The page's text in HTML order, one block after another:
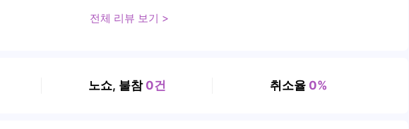
전체 리뷰 보기 >
노쇼, 불참 0건 취소율 0%